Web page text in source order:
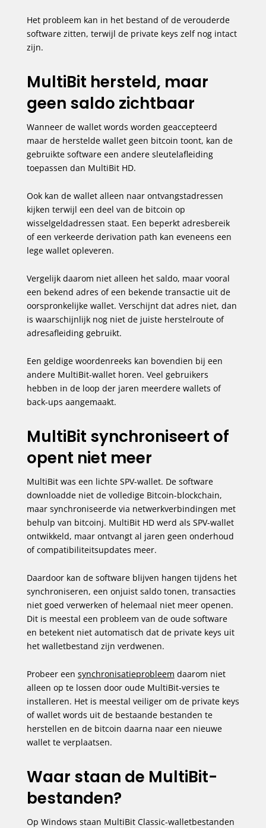
Het probleem kan in het bestand of de verouderde
software zitten, terwijl de private keys zelf nog intact
zijn.
MultiBit hersteld, maar
geen saldo zichtbaar
Wanneer de wallet words worden geaccepteerd
maar de herstelde wallet geen bitcoin toont, kan de
gebruikte software een andere sleutelafleiding
toepassen dan MultiBit HD.
Ook kan de wallet alleen naar ontvangstadressen
kijken terwijl een deel van de bitcoin op
wisselgeldadressen staat. Een beperkt adresbereik
of een verkeerde derivation path kan eveneens een
lege wallet opleveren.
Vergelijk daarom niet alleen het saldo, maar vooral
een bekend adres of een bekende transactie uit de
oorspronkelijke wallet. Verschijnt dat adres niet, dan
is waarschijnlijk nog niet de juiste herstelroute of
adresafleiding gebruikt.
Een geldige woordenreeks kan bovendien bij een
andere MultiBit-wallet horen. Veel gebruikers
hebben in de loop der jaren meerdere wallets of
back-ups aangemaakt.
MultiBit synchroniseert of
opent niet meer
MultiBit was een lichte SPV-wallet. De software
downloadde niet de volledige Bitcoin-blockchain,
maar synchroniseerde via netwerkverbindingen met
behulp van bitcoinj. MultiBit HD werd als SPV-wallet
ontwikkeld, maar ontvangt al jaren geen onderhoud
of compatibiliteitsupdates meer.
Daardoor kan de software blijven hangen tijdens het
synchroniseren, een onjuist saldo tonen, transacties
niet goed verwerken of helemaal niet meer openen.
Dit is meestal een probleem van de oude software
en betekent niet automatisch dat de private keys uit
het walletbestand zijn verdwenen.
Probeer een synchronisatieprobleem daarom niet
alleen op te lossen door oude MultiBit-versies te
installeren. Het is meestal veiliger om de private keys
of wallet words uit de bestaande bestanden te
herstellen en de bitcoin daarna naar een nieuwe
wallet te verplaatsen.
Waar staan de MultiBit-
bestanden?
Op Windows staan MultiBit Classic-walletbestanden